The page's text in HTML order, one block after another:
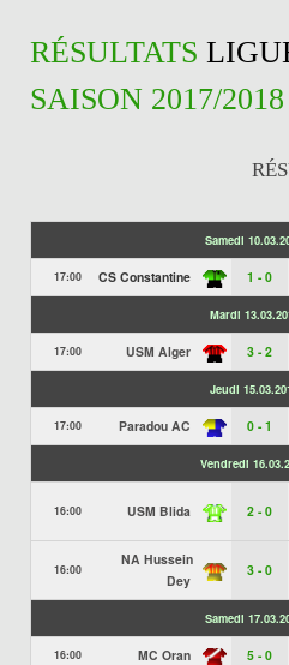
RÉSULTATS
SAISON 2017/2018
Samedi
17:00 CS Constantine 1 - 0
Mardi
17:00 USM Alger 3 - 2
Jeudi
17:00 Paradou AC 0 - 1
Vendredi
16:00 USM Blida 2 - 0
16:00
NA Hussein
Dey
3 - 0
Samedi
16:00 MC Oran 5 - 0